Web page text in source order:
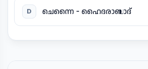
D ചെന്നൈ - ഹൈദരാബാദ്